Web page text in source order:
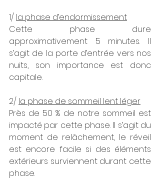
1/ la phase d’endormissement
Cette phase dure
approximativement 5 minutes. Il
s’agit de la porte d’entrée vers nos
nuits, son importance est donc
capitale.
2/ la phase de sommeil lent léger
Près de 50 % de notre sommeil est
impacté par cette phase. Il s’agit du
moment de relâchement, le réveil
est encore facile si des éléments
extérieurs surviennent durant cette
phase.